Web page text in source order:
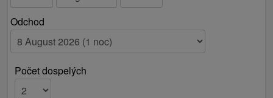
Odchod
Počet dospelých